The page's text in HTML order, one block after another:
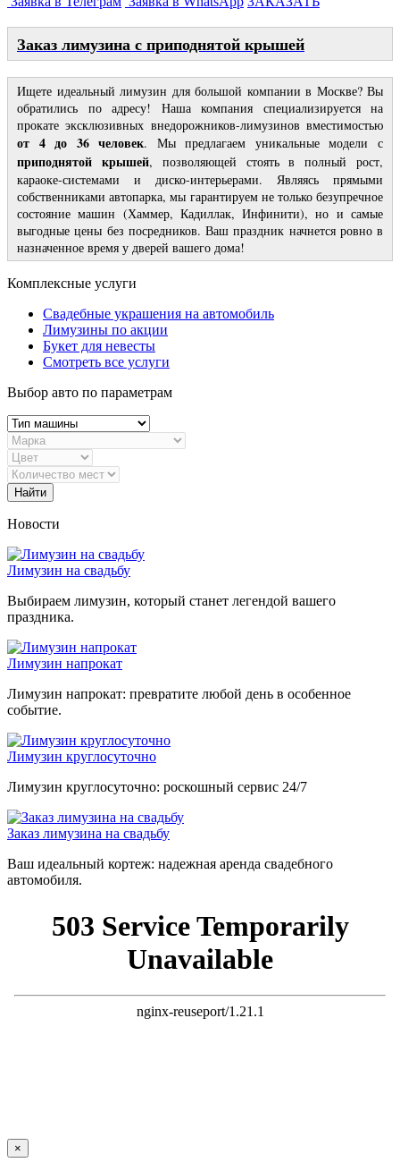
Заказ лимузина с приподнятой крышей
Ищете идеальный лимузин для большой компании в Москве? Вы
обратились по адресу! Наша компания специализируется на
прокате эксклюзивных внедорожников-лимузинов вместимостью
от 4 до 36 человек. Мы предлагаем уникальные модели с
приподнятой крышей, позволяющей стоять в полный рост,
караоке-системами и диско-интерьерами. Являясь прямыми
собственниками автопарка, мы гарантируем не только безупречное
состояние машин (Хаммер, Кадиллак, Инфинити), но и самые
выгодные цены без посредников. Ваш праздник начнется ровно в
назначенное время у дверей вашего дома!
Комплексные услуги
Свадебные украшения на автомобиль
Лимузины по акции
Букет для невесты
Смотреть все услуги
Выбор авто по параметрам
Найти
Новости
Лимузин на свадьбу
Выбираем лимузин, который станет легендой вашего
праздника.
Лимузин напрокат
Лимузин напрокат: превратите любой день в особенное
событие.
Лимузин круглосуточно
Лимузин круглосуточно: роскошный сервис 24/7
Заказ лимузина на свадьбу
Ваш идеальный кортеж: надежная аренда свадебного
автомобиля.
×